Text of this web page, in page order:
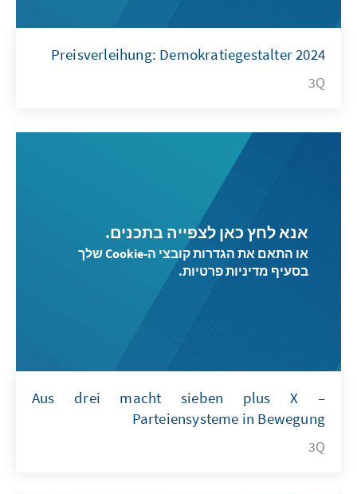
Preisverleihung: Demokratiegestalter 2024
3Q
אנא לחץ כאן לצפייה בתכנים.
או התאם את הגדרות קובצי ה-Cookie שלך
בסעיף מדיניות פרטיות.
Aus drei macht sieben plus X –
Parteiensysteme in Bewegung
3Q